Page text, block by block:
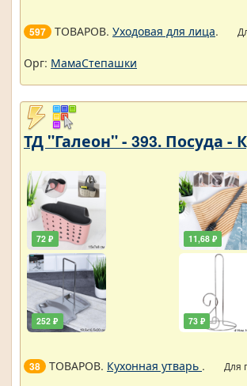
597 ТОВАРОВ. Уходовая для лица.
Орг: МамаСтепашки
ТД "Галеон" - 393. Посуда
72 ₽
252 ₽
11,68 ₽
73 ₽
38 ТОВАРОВ. Кухонная утварь . Для